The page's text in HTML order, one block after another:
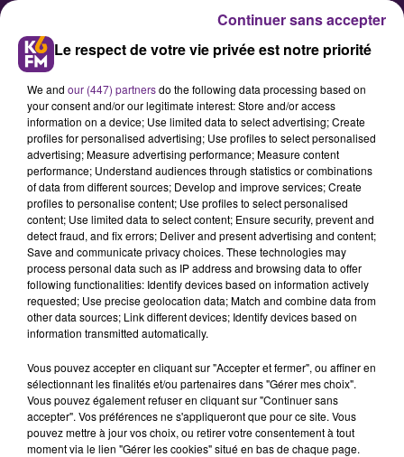
Le DFCO tient sa première
recrue de l’été
La direction du DFCO a annoncé ce
lundi soir sa première recrue de
l’été. Il s’agit de Mohamed Sylla,
défenseur central qui évoluait au
dernière.
Publié : 11 juin 2024 à 8h59 par Fabrice Aubry
Le respect de votre vie privée est notre priorité
We and our (447) partnersdo the following data processing based on
your consent and/or our legitimate interest: Store and/or access
information on a device; Use limited data to select advertising; Create
profiles for personalised advertising; Use profiles to select personalised
advertising; Measure advertising performance; Measure content
performance; Understand audiences through statistics or combinations
of data from different sources; Develop and improve services; Create
profiles to personalise content; Use profiles to select personalised
content; Use limited data to select content; Ensure security, prevent and
detect fraud, and fix errors; Deliver and present advertising and content;
Save and communicate privacy choices. These technologies may
process personal data such as IP address and browsing data to offer
following functionalities: Identify devices based on information actively
requested; Use precise geolocation data; Match and combine data from
other data sources; Link different devices; Identify devices based on
information transmitted automatically.
Vous pouvez accepter en cliquant sur "Accepter et fermer", ou affiner en
sélectionnant les finalités et/ou partenaires dans "Gérer mes choix".
Vous pouvez également refuser en cliquant sur "Continuer sans
accepter". Vos préférences ne s'appliqueront que pour ce site. Vous
pouvez mettre à jour vos choix, ou retirer votre consentement à tout
moment via le lien "Gérer les cookies" situé en bas de chaque page.
Continuer sans accepter